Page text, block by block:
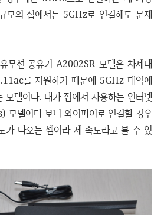
모의 집에서는 5GHz로 연결해도 문제
무선 공유기 A2002SR 모델은 차세대
를 지원하기 때문에 5GHz 대역에
모델이다. 내가 집에서 사용하는 인터넷
델이다 보니 와이파이로 연결할 경우
가 나오는 셈이라 제 속도라고 볼 수 있